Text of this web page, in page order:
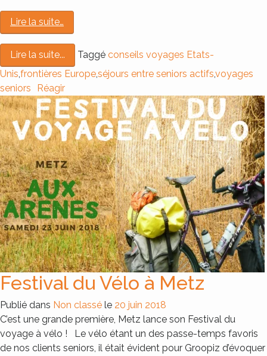
Lire la suite…
Lire la suite... Taggé conseils voyages Etats-
Unis,frontières Europe,séjours entre seniors actifs,voyages
seniors
Réagir
Festival du Vélo à Metz
Publié dans Non classé le 20 juin 2018
C’est une grande première, Metz lance son Festival du
voyage à vélo ! Le vélo étant un des passe-temps favoris
de nos clients seniors, il était évident pour Groopiz d’évoquer